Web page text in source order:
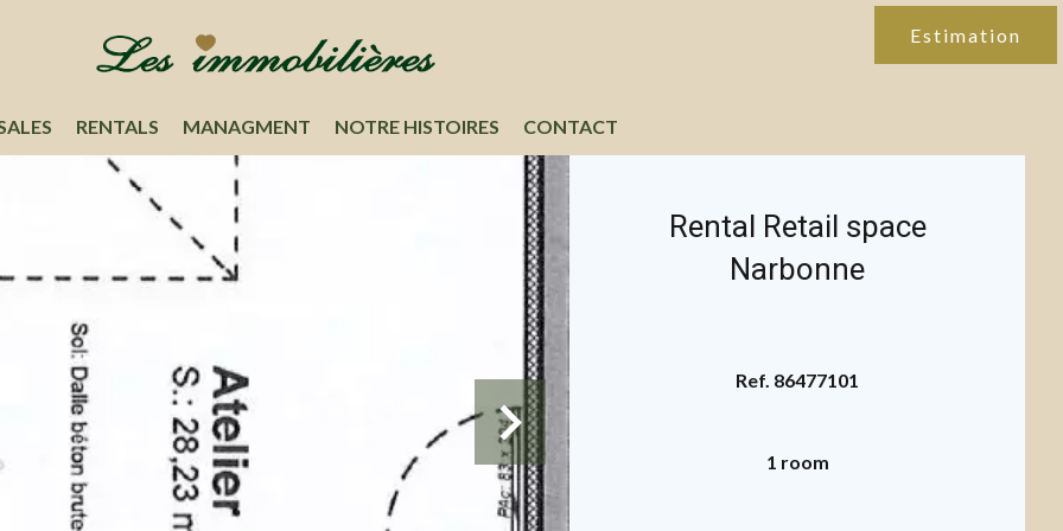
Estimation
RENTALS MANAGMENT NOTRE HISTOIRES CONTACT
Rental Retail space
Narbonne
Ref. 86477101
1 room